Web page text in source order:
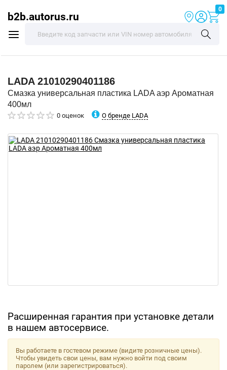
b2b.autorus.ru
0
LADA 21010290401186
Смазка универсальная пластика LADA аэр Ароматная
400мл
0 оценок О бренде LADA
Расширенная гарантия при установке детали
в нашем автосервисе.
Вы работаете в гостевом режиме (видите розничные цены).
Чтобы увидеть свои цены, вам нужно войти под своим
паролем (или зарегистрироваться).